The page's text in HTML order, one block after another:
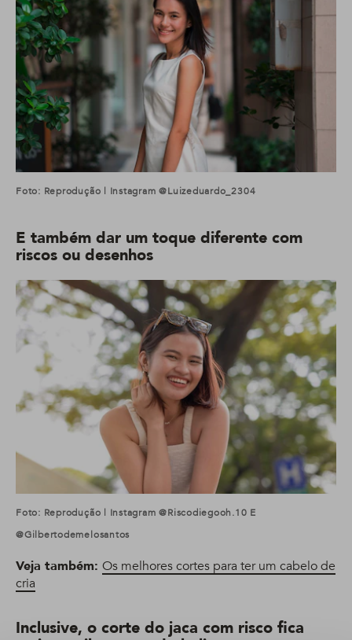
Foto: Reprodução | Instagram @luizeduardo_2304
E também dar um toque diferente com
riscos ou desenhos
Foto: Reprodução | Instagram @riscodiegooh.10 E
@gilbertodemelosantos
Veja também: Os melhores cortes para ter um cabelo de
cria
Inclusive, o corte do jaca com risco fica